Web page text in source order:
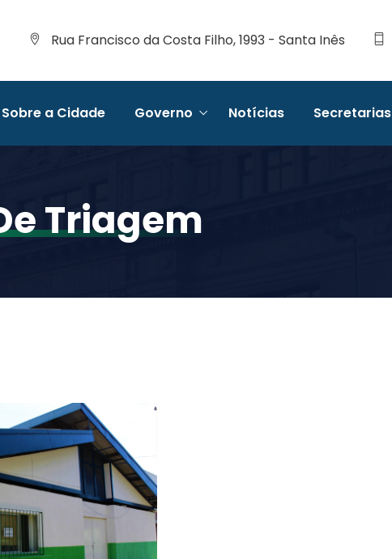
Rua Francisco da Costa Filho, 1993 - Santa Inês
Sobre a Cidade Governo Notícias Secretarias
Triagem